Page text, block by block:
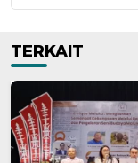
TERKAIT